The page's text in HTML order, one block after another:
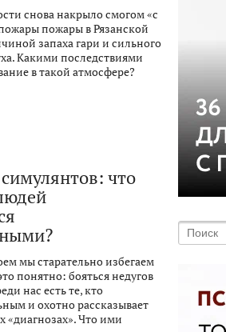
снова накрыло смогом «с
пожары в Рязанской
запаха гари и сильного
Какими последствиями
в такой атмосфере?
что
мы старательно избегаем
понятно: бояться недугов
нас есть те, кто
и охотно рассказывает
«диагнозах». Что ими